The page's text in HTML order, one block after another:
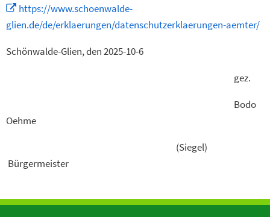
https://www.schoenwalde-
glien.de/de/erklaerungen/datenschutzerklaerungen-aemter/
Schönwalde-Glien, den 2025-10-6
gez.
Bodo
Oehme
(Siegel)
Bürgermeister